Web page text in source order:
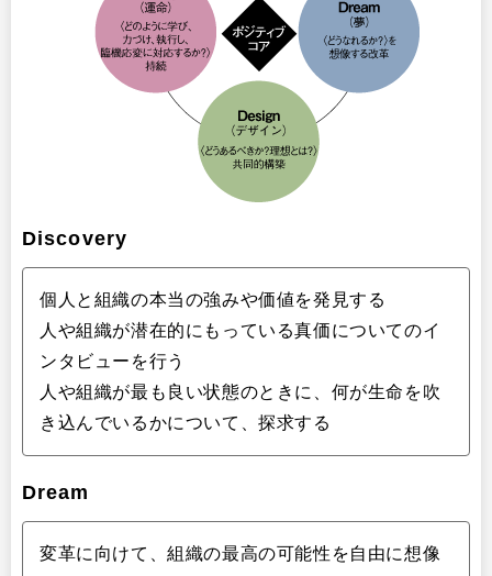
Discovery
個人と組織の本当の強みや価値を発見する
人や組織が潜在的にもっている真価についてのイ
ンタビューを行う
人や組織が最も良い状態のときに、何が生命を吹
き込んでいるかについて、探求する
Dream
変革に向けて、組織の最高の可能性を自由に想像